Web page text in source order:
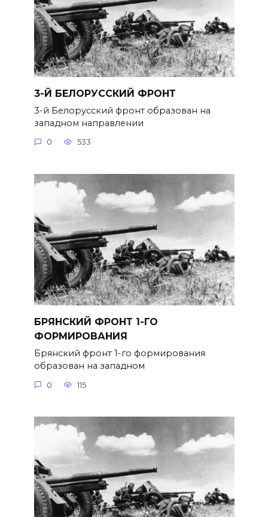
3-Й БЕЛОРУССКИЙ ФРОНТ
3-й Белорусский фронт образован на
западном направлении
0 533
БРЯНСКИЙ ФРОНТ 1-ГО
ФОРМИРОВАНИЯ
Брянский фронт 1-го формирова­ния
образован на западном
0 115